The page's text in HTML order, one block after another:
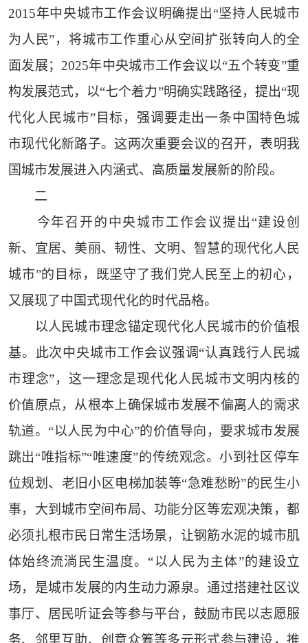
2015年中央城市工作会议明确提出“坚持人民城市
为人民”，将城市工作重心从空间扩张转向人的全
面发展；2025年中央城市工作会议以“五个转变”重
构发展范式，以“七个着力”明确实践路径，提出“现
代化人民城市”目标，强调要走出一条中国特色城
市现代化新路子。这两次重要会议的召开，表明我
国城市发展进入内涵式、高质量发展新的阶段。
二
今年召开的中央城市工作会议提出“建设创
新、宜居、美丽、韧性、文明、智慧的现代化人民
城市”的目标，既坚守了我们党人民至上的初心，
又展现了中国式现代化的时代品格。
以人民城市理念锚定现代化人民城市的价值根
基。此次中央城市工作会议强调“认真践行人民城
市理念”，这一理念是现代化人民城市文明内核的
价值原点，从根本上确保城市发展不偏离人的需求
轨道。“以人民为中心”的价值导向，要求城市发展
跳出“唯指标”“唯速度”的传统观念。小到社区停车
位规划、老旧小区电梯加装等“急难愁盼”的民生小
事，大到城市空间布局、功能分区等宏观决策，都
必须扎根市民日常生活场景，让钢筋水泥的城市肌
体始终流淌民生温度。“以人民为主体”的建设立
场，是城市发展的内生动力源泉。通过搭建社区议
事厅、居民听证会等参与平台，鼓励市民以志愿服
务、邻里互助、创意众筹等多元形式参与建设，推